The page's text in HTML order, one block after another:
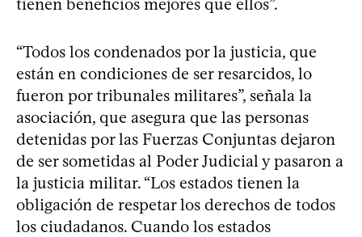
“Todos los condenados por la justicia, que
están en condiciones de ser resarcidos, lo
fueron por tribunales militares”, señala la
asociación, que asegura que las personas
detenidas por las Fuerzas Conjuntas dejaron
de ser sometidas al Poder Judicial y pasaron a
la justicia militar. “Los estados tienen la
obligación de respetar los derechos de todos
los ciudadanos. Cuando los estados